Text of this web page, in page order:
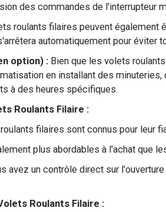
des commandes de l'interrupteur
roulants filaires peuvent
automatiquement pour éviter
option) : Bien que les volets
en installant des
à des heures spécifiques.
Roulants Filaire :
filaires sont connus pour leur
plus abordables à l'achat que
avez un contrôle direct sur
Roulants Filaire :